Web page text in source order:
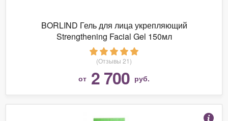
BORLIND Гель для лица укрепляющий
Strengthening Facial Gel 150мл
(Отзывы 21)
от 2 700 руб.